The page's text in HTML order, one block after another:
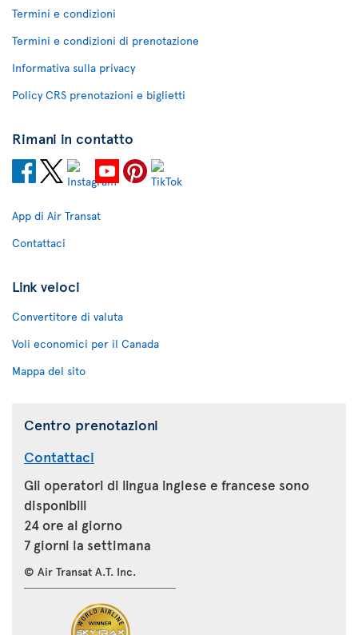
Termini e condizioni
Termini e condizioni di prenotazione
Informativa sulla privacy
Policy CRS prenotazioni e biglietti
Rimani in contatto
App di Air Transat
Contattaci
Link veloci
Convertitore di valuta
Voli economici per il Canada
Mappa del sito
Centro prenotazioni
Contattaci
Gli operatori di lingua inglese e francese sono
disponibili
24 ore al giorno
7 giorni la settimana
© Air Transat A.T. Inc.